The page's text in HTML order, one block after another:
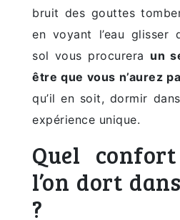
bruit des gouttes
en voyant l’eau glisser
sol vous procurera un
être que vous n’aurez
qu’il en soit, dormir
expérience unique.
Quel
l’on dort
?